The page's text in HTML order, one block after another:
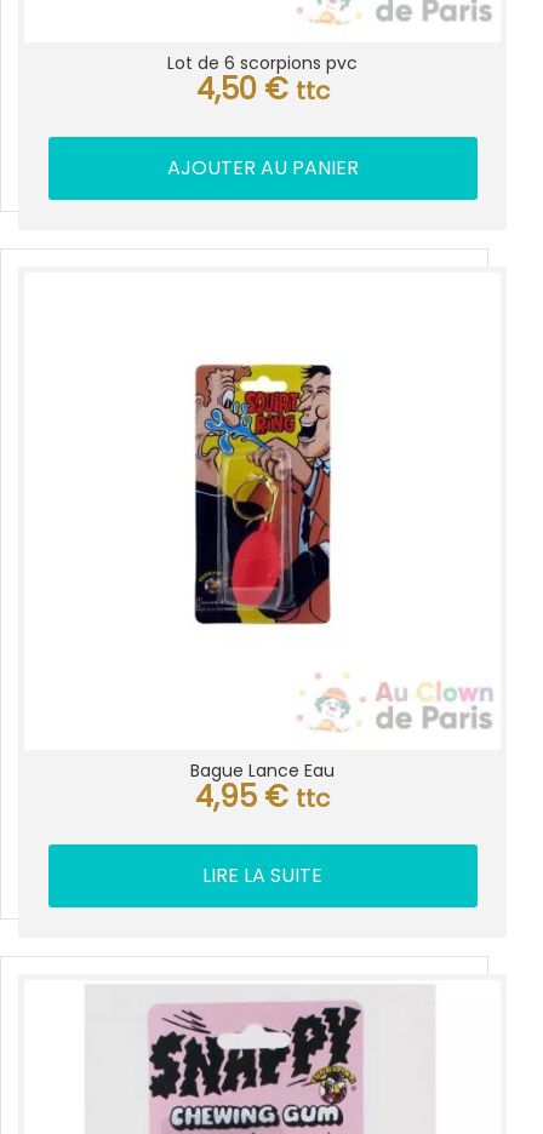
Lot de 6 scorpions pvc
4,50 € ttc
AJOUTER AU PANIER
Bague Lance Eau
4,95 € ttc
LIRE LA SUITE